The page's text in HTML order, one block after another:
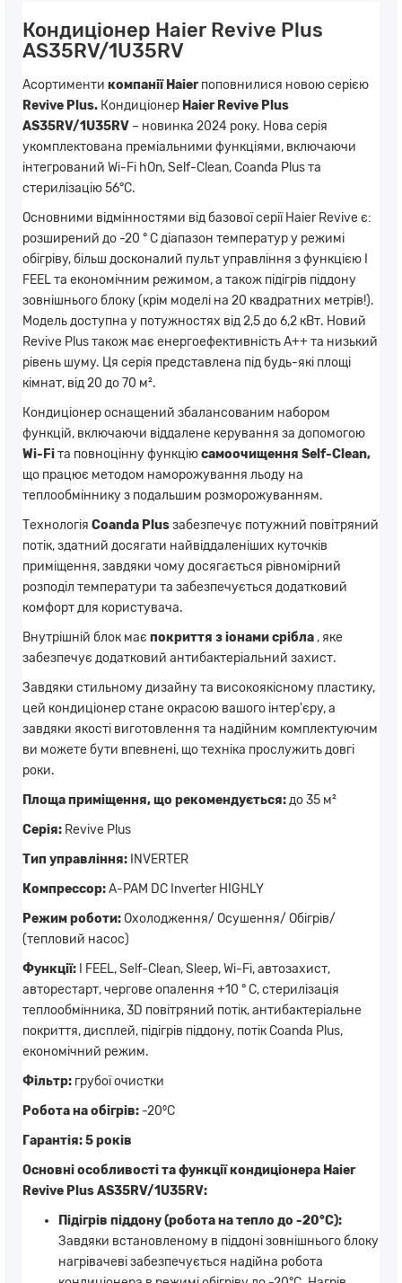
Кондиціонер Haier Revive Plus
AS35RV/1U35RV
Асортименти компанії Haierпоповнилися новою серією
Revive Plus. Кондиціонер Haier Revive Plus
AS35RV/1U35RV – новинка 2024 року. Нова серія
укомплектована преміальними функціями, включаючи
інтегрований Wi-Fi hOn, Self-Clean, Coanda Plus та
стерилізацію 56°С.
Основними відмінностями від базової серії Haier Revive є:
розширений до -20 ° С діапазон температур у режимі
обігріву, більш досконалий пульт управління з функцією I
FEEL та економічним режимом, а також підігрів піддону
зовнішнього блоку (крім моделі на 20 квадратних метрів!).
Модель доступна у потужностях від 2,5 до 6,2 кВт. Новий
Revive Plus також має енергоефективність A++ та низький
рівень шуму. Ця серія представлена ​​під будь-які площі
кімнат, від 20 до 70 м².
Кондиціонер оснащений збалансованим набором
функцій, включаючи віддалене керування за допомогою
Wi-Fiта повноцінну функціюсамоочищення Self-Clean,
що працює методом наморожування льоду на
теплообміннику з подальшим розморожуванням.
Технологія Coanda Plusзабезпечує потужний повітряний
потік, здатний досягати найвіддаленіших куточків
приміщення, завдяки чому досягається рівномірний
розподіл температури та забезпечується додатковий
комфорт для користувача.
Внутрішній блок має покриття з іонами срібла , яке
забезпечує додатковий антибактеріальний захист.
Завдяки стильному дизайну та високоякісному пластику,
цей кондиціонер стане окрасою вашого інтер'єру, а
завдяки якості виготовлення та надійним комплектуючим
ви можете бути впевнені, що техніка прослужить довгі
роки.
Площа приміщення, що рекомендується:до 35 м²
Серія: Revive Plus
Тип управління: INVERTER
Компрессор:A-PAM DC Inverter HIGHLY
Режим роботи:Охолодження/ Осушення/ Обігрів/
(тепловий насос)
Функції: I FEEL, Self-Clean, Sleep, Wi-Fi, автозахист,
авторестарт, чергове опалення +10 ° C, стерилізація
теплообмінника, 3D повітряний потік, антибактеріальне
покриття, дисплей, підігрів піддону, потік Coanda Plus,
економічний режим.
Фільтр: грубої очистки
Робота на обігрів: -20⁰C
Гарантія: 5 років
Основні особливості та функції кондиціонера Haier
Revive Plus AS35RV/1U35RV:
Підігрів піддону (робота на тепло до -20°С):
Завдяки встановленому в піддоні зовнішнього блоку
нагрівачеві забезпечується надійна робота